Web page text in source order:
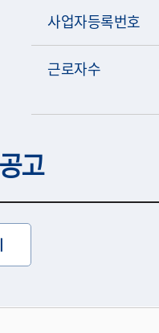
사업자등록번호
근로자수
고